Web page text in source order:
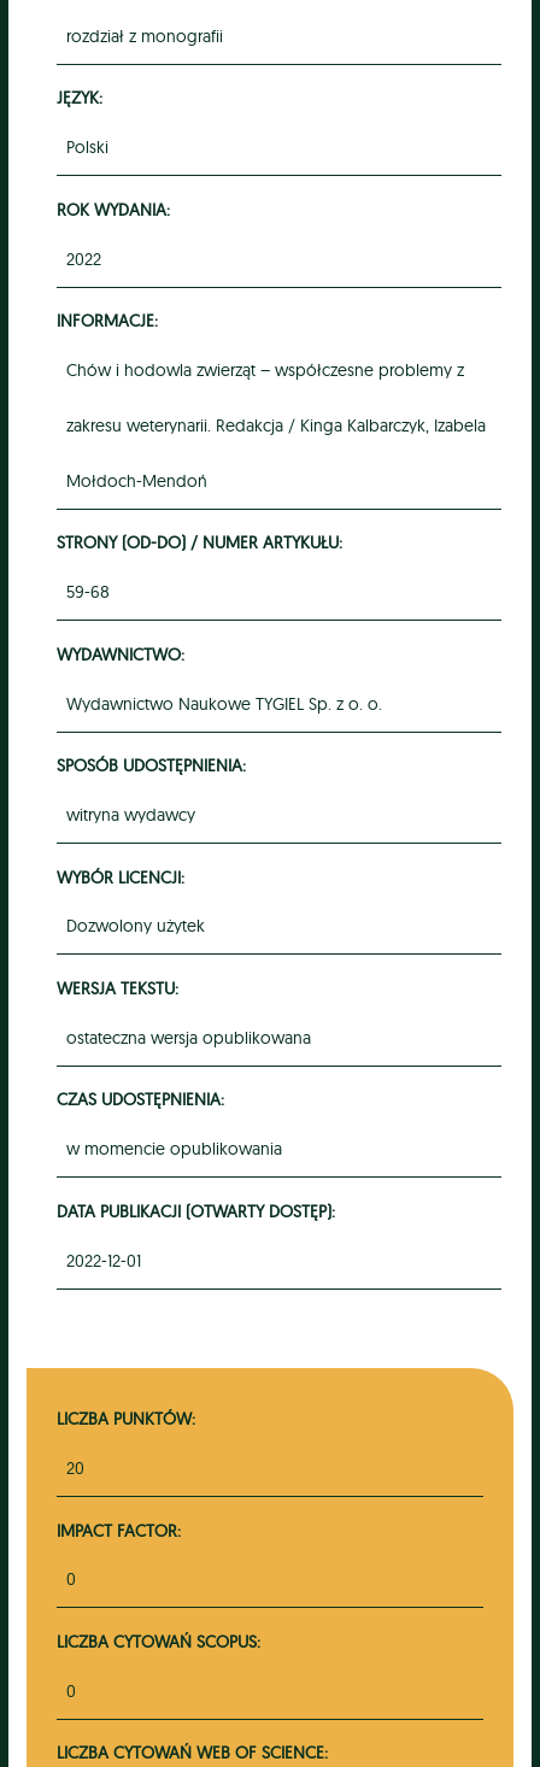
rozdział z monografii
JĘZYK:
Polski
ROK WYDANIA:
2022
INFORMACJE:
Chów i hodowla zwierząt – współczesne problemy z
zakresu weterynarii. Redakcja / Kinga Kalbarczyk, Izabela
Mołdoch-Mendoń
STRONY (OD-DO) / NUMER ARTYKUŁU:
59-68
WYDAWNICTWO:
Wydawnictwo Naukowe TYGIEL Sp. z o. o.
SPOSÓB UDOSTĘPNIENIA:
witryna wydawcy
WYBÓR LICENCJI:
Dozwolony użytek
WERSJA TEKSTU:
ostateczna wersja opublikowana
CZAS UDOSTĘPNIENIA:
w momencie opublikowania
DATA PUBLIKACJI (OTWARTY DOSTĘP):
2022-12-01
LICZBA PUNKTÓW:
20
IMPACT FACTOR:
0
LICZBA CYTOWAŃ SCOPUS:
0
LICZBA CYTOWAŃ WEB OF SCIENCE: